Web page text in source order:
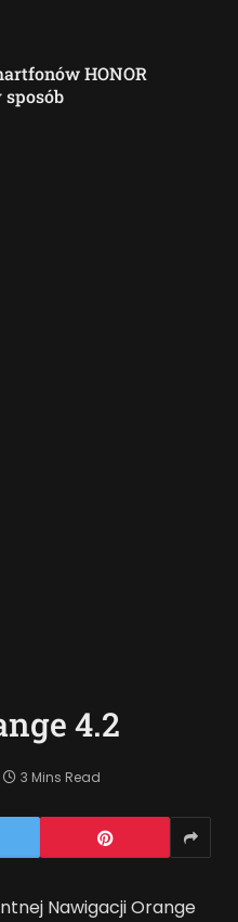
HONOR
4.2
3 Mins Read
Nawigacji Orange